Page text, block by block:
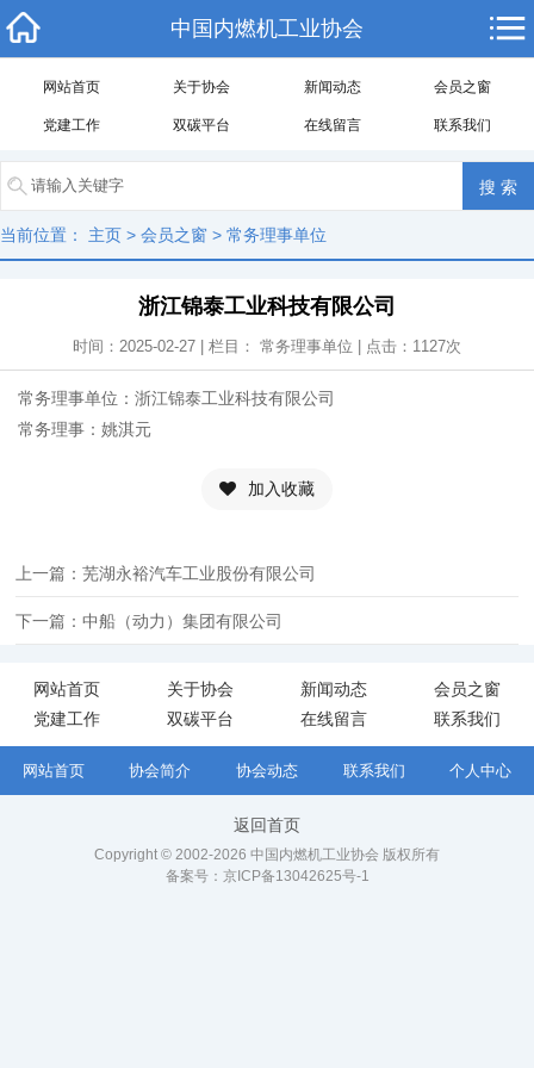
中国内燃机工业协会
网站首页 关于协会 新闻动态 会员之窗
党建工作 双碳平台 在线留言 联系我们
当前位置： 主页 > 会员之窗 > 常务理事单位
浙江锦泰工业科技有限公司
时间：2025-02-27 | 栏目： 常务理事单位 | 点击： 1127次
常务理事单位：浙江锦泰工业科技有限公司
常务理事：姚淇元
加入收藏
上一篇：芜湖永裕汽车工业股份有限公司
下一篇：中船（动力）集团有限公司
网站首页 关于协会 新闻动态
会员之窗
党建工作
双碳平台 在线留言 联系我们
网站首页 协会简介 协会动态 联系我们 个人中心
返回首页
Copyright © 2002-2026 中国内燃机工业协会 版权所有
备案号： 京ICP备13042625号-1